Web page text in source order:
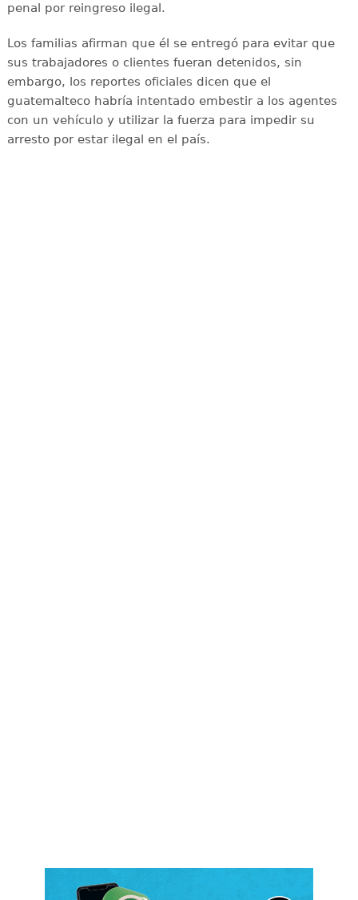
penal por reingreso ilegal.
Los familias afirman que él se entregó para evitar que
sus trabajadores o clientes fueran detenidos, sin
embargo, los reportes oficiales dicen que el
guatemalteco habría intentado embestir a los agentes
con un vehículo y utilizar la fuerza para impedir su
arresto por estar ilegal en el país.